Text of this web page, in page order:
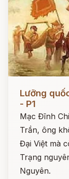
Lưỡng
- P1
Mạc Đĩnh
Trần, ông
Đại Việt mà
Trạng
Nguyên.